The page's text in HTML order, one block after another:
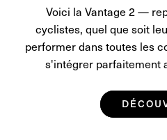
Voici la Vantage 2 —
cyclistes, quel que soit
performer dans toutes les
s'intégrer parfaitement